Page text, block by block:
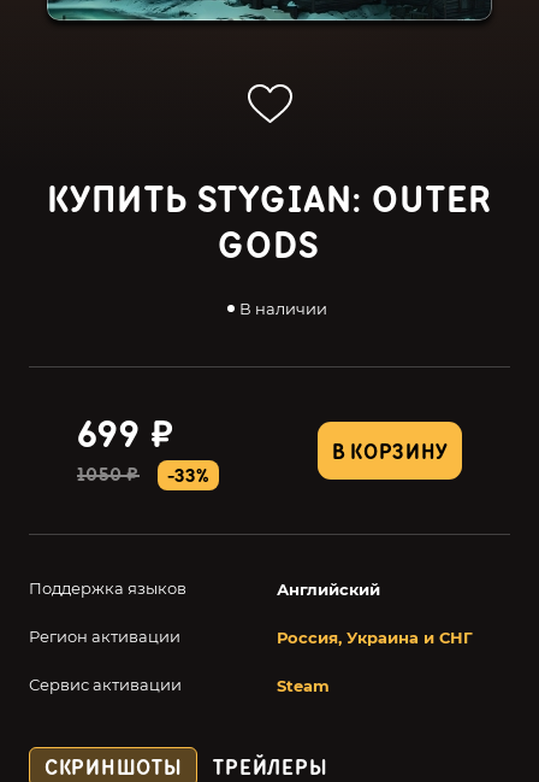
КУПИТЬ STYGIAN: OUTER
GODS
В наличии
В КОРЗИНУ
699 ₽
1050 ₽ -33%
Поддержка языков Английский
Регион активации Россия, Украина и СНГ
Сервис активации Steam
СКРИНШОТЫ ТРЕЙЛЕРЫ